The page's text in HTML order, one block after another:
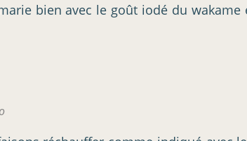
bien avec le goût iodé du